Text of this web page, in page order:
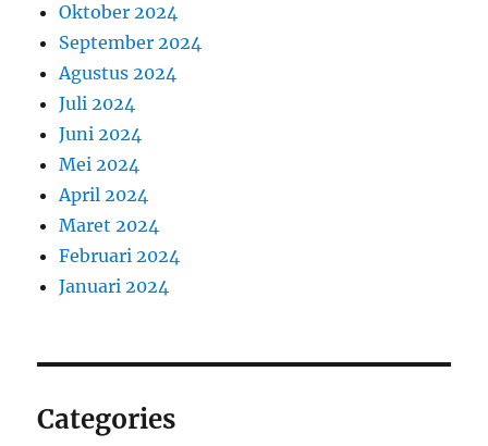
Oktober 2024
September 2024
Agustus 2024
Juli 2024
Juni 2024
Mei 2024
April 2024
Maret 2024
Februari 2024
Januari 2024
Categories